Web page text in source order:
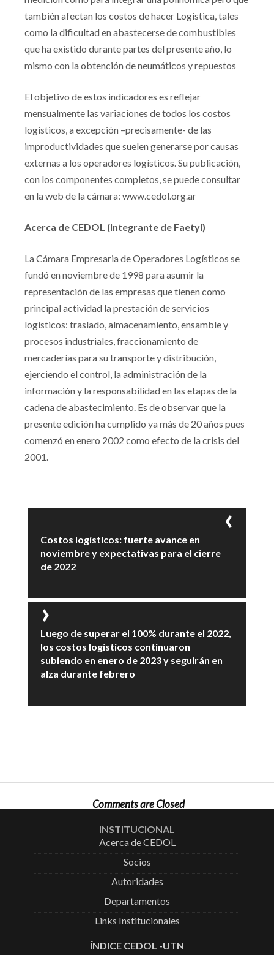
también afectan los costos de hacer Logística, tales
como la dificultad en abastecerse de combustibles
que ha existido durante partes del presente año, lo
mismo con la obtención de neumáticos y repuestos
El objetivo de estos indicadores es reflejar
mensualmente las variaciones de todos los costos
logísticos, a excepción –precisamente- de las
improductividades que suelen generarse por causas
externas a los operadores logísticos. Su publicación,
con los componentes completos, se puede consultar
en la web de la cámara: www.cedol.org.ar
Acerca de CEDOL (Integrante de Faetyl)
La Cámara Empresaria de Operadores Logísticos se
fundó en noviembre de 1998 para asumir la
representación de las empresas que tienen como
principal actividad la prestación de servicios
logísticos: traslado, almacenamiento, ensamble y
procesos industriales, fraccionamiento de
mercaderías para su transporte y distribución,
ejerciendo el control, la administración de la
información y la responsabilidad en las etapas de la
cadena de abastecimiento. Es de observar que la
presente edición ha cumplido ya más de 20 años pues
comenzó en enero 2002 como efecto de la crisis del
2001.
Costos logísticos: fuerte avance en
noviembre y expectativas para el cierre
de 2022
Luego de superar el 100% durante el 2022,
los costos logísticos continuaron
subiendo en enero de 2023 y seguirán en
alza durante febrero
Comments are Closed
INSTITUCIONAL
Acerca de CEDOL
Socios
Autoridades
Departamentos
Links Institucionales
ÍNDICE CEDOL -UTN